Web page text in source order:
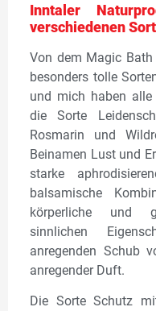
Inntaler
verschiedenen
Von dem Magic
besonders tolle
und mich haben
die Sorte
Rosmarin und
Beinamen Lust und
starke
balsamische
körperliche und
sinnlichen
anregenden Schub
anregender Duft.
Die Sorte Schutz